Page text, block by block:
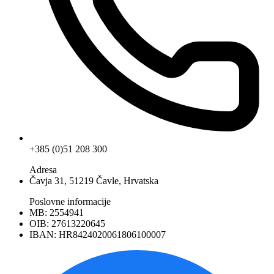
+385 (0)51 208 300
Adresa
Čavja 31, 51219 Čavle, Hrvatska
Poslovne informacije
MB: 2554941
OIB: 27613220645
IBAN: HR8424020061806100007